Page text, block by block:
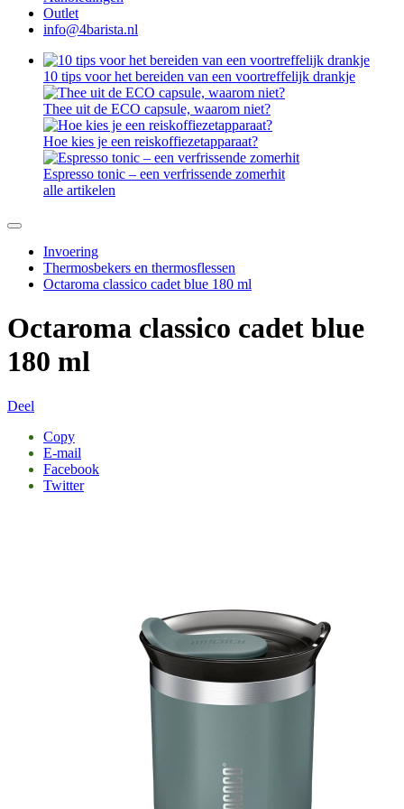
Outlet
info@4barista.nl
10 tips voor het bereiden van een voortreffelijk drankje
Thee uit de ECO capsule, waarom niet?
Hoe kies je een reiskoffiezetapparaat?
Espresso tonic – een verfrissende zomerhit
alle artikelen
Invoering
Thermosbekers en thermosflessen
Octaroma classico cadet blue 180 ml
Octaroma classico cadet blue
180 ml
Deel
Copy
E-mail
Facebook
Twitter